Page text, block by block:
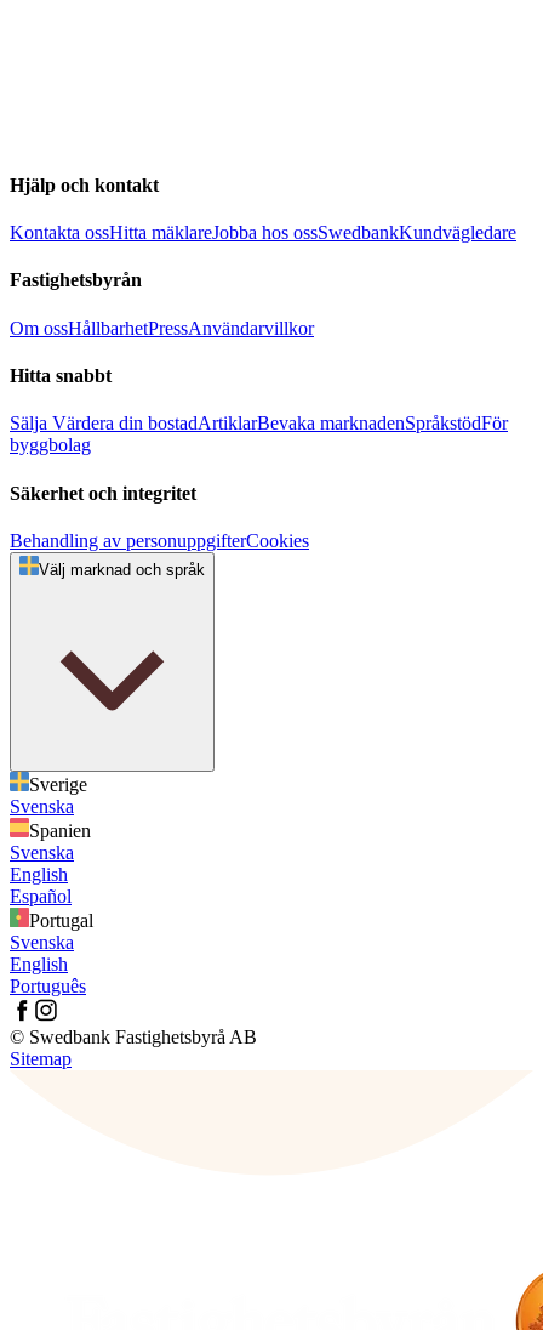
Hjälp och kontakt
Kontakta ossHitta mäklareJobba hos ossSwedbankKundvägledare
Fastighetsbyrån
Om ossHållbarhetPressAnvändarvillkor
Hitta snabbt
Sälja Värdera din bostadArtiklarBevaka marknadenSpråkstödFör
byggbolag
Säkerhet och integritet
Behandling av personuppgifterCookies
Välj marknad och språk
Sverige
Svenska
Spanien
Svenska
English
Español
Portugal
Svenska
English
Português
© Swedbank Fastighetsbyrå AB
Sitemap